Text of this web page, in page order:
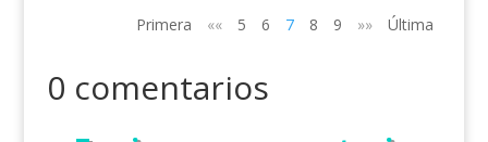
Primera «« 5 6 7 8 9 »» Última
0 comentarios